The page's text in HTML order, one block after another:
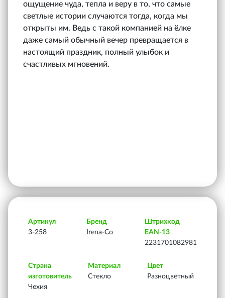
ощущение чуда, тепла и веру в то, что самые
светлые истории случаются тогда, когда мы
открыты им. Ведь с такой компанией на ёлке
даже самый обычный вечер превращается в
настоящий праздник, полный улыбок и
счастливых мгновений.
Артикул
3-258
Бренд
Irena-Co
Штрихкод
EAN-13
2231701082981
Страна
изготовитель
Чехия
Материал
Стекло
Цвет
Разноцветный